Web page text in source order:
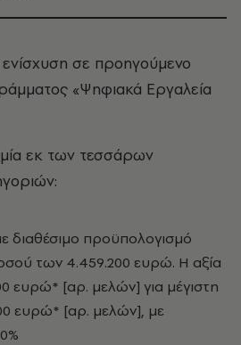
σε προηγούμενο
«Ψηφιακά Εργαλεία
εκ των τεσσάρων
διαθέσιμο προϋπολογισμό
των 4.459.200 ευρώ. Η αξία
ευρώ* [αρ. μελών] για μέγιστη
ευρώ* [αρ. μελών], με